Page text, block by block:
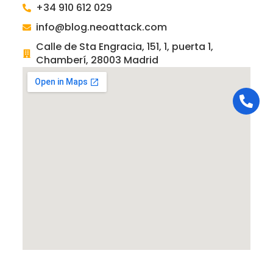
+34 910 612 029
info@blog.neoattack.com
Calle de Sta Engracia, 151, 1, puerta 1,
Chamberí, 28003 Madrid